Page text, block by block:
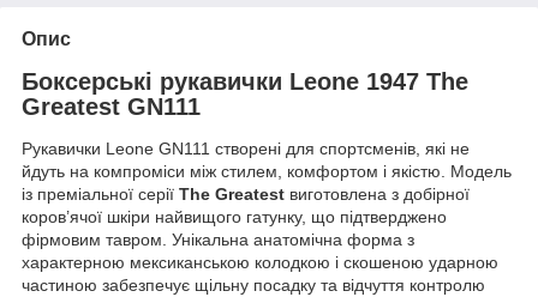
Опис
Боксерські рукавички Leone 1947 The
Greatest GN111
Рукавички Leone GN111 створені для спортсменів, які не
йдуть на компроміси між стилем, комфортом і якістю. Модель
із преміальної серії The Greatest виготовлена з добірної
коров’ячої шкіри найвищого гатунку, що підтверджено
фірмовим тавром. Унікальна анатомічна форма з
характерною мексиканською колодкою і скошеною ударною
частиною забезпечує щільну посадку та відчуття контролю